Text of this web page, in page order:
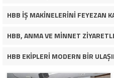
HBB İŞ MAKİNELERİNİ FEYEZAN
HBB, ANMA VE MİNNET
HBB EKİPLERİ MODERN BİR